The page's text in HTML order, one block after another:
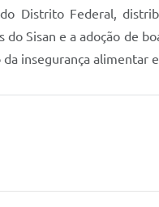
Distrito Federal,
Sisan e a adoção de
insegurança alimentar